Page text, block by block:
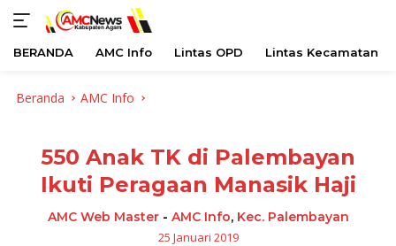
BERANDA AMC Info Lintas OPD Lintas Kecamatan
Beranda AMC Info
550 Anak TK di Palembayan
Ikuti Peragaan Manasik Haji
AMC Web Master- AMC Info, Kec. Palembayan
25 Januari 2019